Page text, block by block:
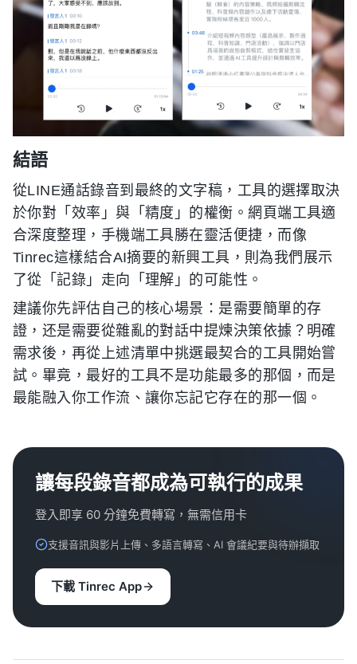
結語
從LINE通話錄音到最終的文字稿，工具的選擇取決
於你對「效率」與「精度」的權衡。網頁端工具適
合深度整理，手機端工具勝在靈活便捷，而像
Tinrec這樣結合AI摘要的新興工具，則為我們展示
了從「記錄」走向「理解」的可能性。
建議你先評估自己的核心場景：是需要簡單的存
證，还是需要從雜亂的對話中提煉決策依據？明確
需求後，再從上述清單中挑選最契合的工具開始嘗
試。畢竟，最好的工具不是功能最多的那個，而是
最能融入你工作流、讓你忘記它存在的那一個。
讓每段錄音都成為可執行的成果
登入即享 60 分鐘免費轉寫，無需信用卡
支援音訊與影片上傳、多語言轉寫、AI 會議紀要與待辦擷取
下載 Tinrec App